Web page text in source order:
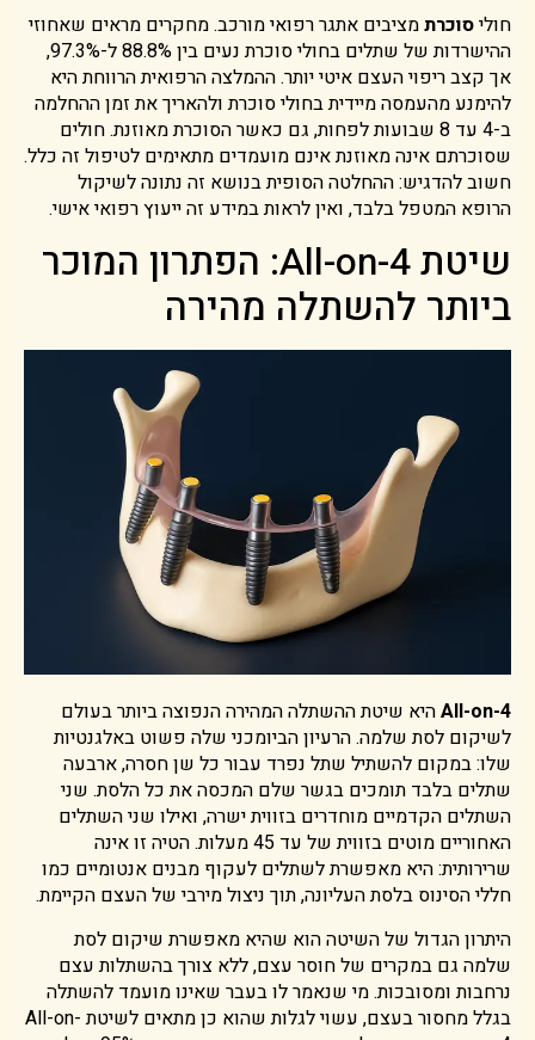
חוליסוכרתמציבים אתגר רפואי מורכב. מחקרים מראים שאחוזי
ההישרדות של שתלים בחולי סוכרת נעים בין 88.8% ל-97.3%,
אך קצב ריפוי העצם איטי יותר. ההמלצה הרפואית הרווחת היא
להימנע מהעמסה מיידית בחולי סוכרת ולהאריך את זמן ההחלמה
ב-4 עד 8 שבועות לפחות, גם כאשר הסוכרת מאוזנת. חולים
שסוכרתם אינה מאוזנת אינם מועמדים מתאימים לטיפול זה כלל.
חשוב להדגיש: ההחלטה הסופית בנושא זה נתונה לשיקול
הרופא המטפל בלבד, ואין לראות במידע זה ייעוץ רפואי אישי.
שיטת All-on-4: הפתרון המוכר
ביותר להשתלה מהירה
All-on-4היא שיטת ההשתלה המהירה הנפוצה ביותר בעולם
לשיקום לסת שלמה. הרעיון הביומכני שלה פשוט באלגנטיות
שלו: במקום להשתיל שתל נפרד עבור כל שן חסרה, ארבעה
שתלים בלבד תומכים בגשר שלם המכסה את כל הלסת. שני
השתלים הקדמיים מוחדרים בזווית ישרה, ואילו שני השתלים
האחוריים מוטים בזווית של עד 45 מעלות. הטיה זו אינה
שרירותית: היא מאפשרת לשתלים לעקוף מבנים אנטומיים כמו
חללי הסינוס בלסת העליונה, תוך ניצול מירבי של העצם הקיימת.
היתרון הגדול של השיטה הוא שהיא מאפשרת שיקום לסת
שלמה גם במקרים של חוסר עצם, ללא צורך בהשתלות עצם
נרחבות ומסובכות. מי שנאמר לו בעבר שאינו מועמד להשתלה
בגלל מחסור בעצם, עשוי לגלות שהוא כן מתאים לשיטת All-on-